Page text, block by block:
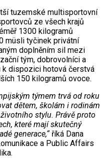
tuzemské multisportovní
ze všech krajů
1300 kilogramů
müsli tyčinek privátní
doplněním sil mezi
tým, dobrovolníci a
k dispozici hotová čerstvá
150 kilogramů ovoce.
týmem trvá od roku
dětem, školám i rodinám
stylu. Právě proto
které mají skutečný
generace,“ říká Dana
a Public Affairs